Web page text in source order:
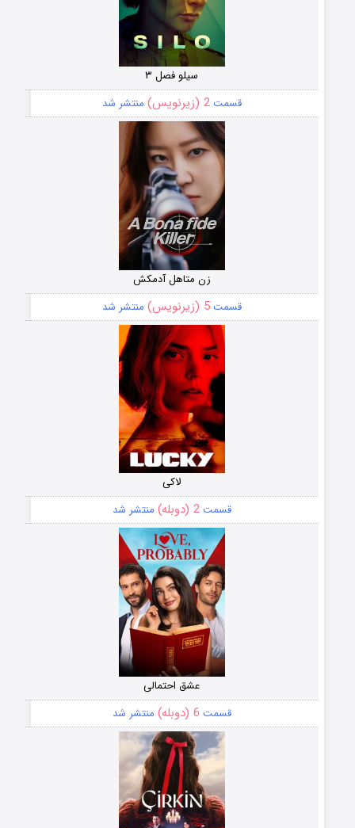
سیلو فصل ۳
قسمت2 (زیرنویس) منتشر شد
زن متاهل آدمکش
قسمت5 (زیرنویس) منتشر شد
لاکی
قسمت2 (دوبله) منتشر شد
عشق احتمالی
قسمت 6 (دوبله) منتشر شد